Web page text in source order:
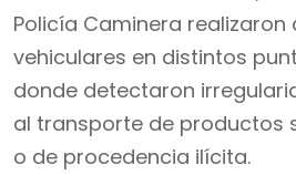
Policía Caminera realizaron
vehiculares en distintos
donde detectaron
al transporte de productos
o de procedencia ilícita.